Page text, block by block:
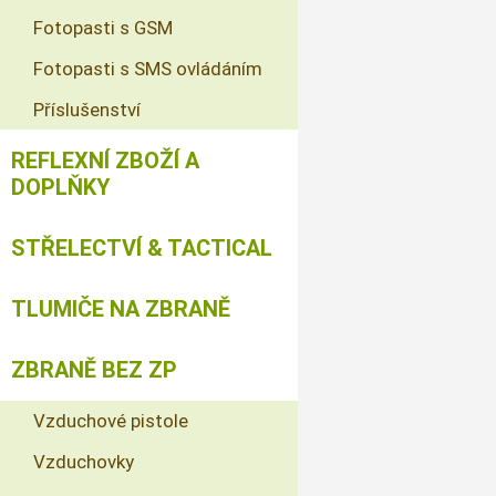
Fotopasti s GSM
Fotopasti s SMS ovládáním
Příslušenství
REFLEXNÍ ZBOŽÍ A
DOPLŇKY
STŘELECTVÍ & TACTICAL
TLUMIČE NA ZBRANĚ
ZBRANĚ BEZ ZP
Vzduchové pistole
Vzduchovky